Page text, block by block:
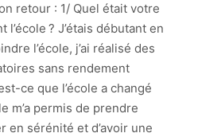
retour : 1/ Quel était votre
l’école ? J’étais débutant en
l’école, j’ai réalisé des
sans rendement
ce que l’école a changé
m’a permis de prendre
en sérénité et d’avoir une